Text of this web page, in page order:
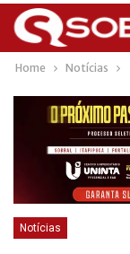
Home Notícias
Notícias